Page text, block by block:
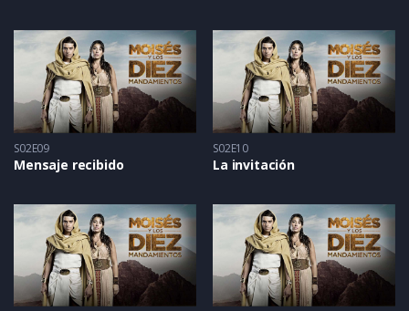
S02E09
Mensaje recibido
S02E10
La invitación